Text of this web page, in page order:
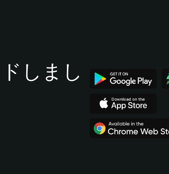
しまし